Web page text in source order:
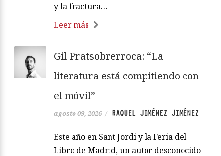
y la fractura…
Leer más
Gil Pratsobrerroca: “La
literatura está compitiendo con
el móvil”
agosto 09, 2026 / RAQUEL JIMÉNEZ JIMÉNEZ
Este año en Sant Jordi y la Feria del
Libro de Madrid, un autor desconocido